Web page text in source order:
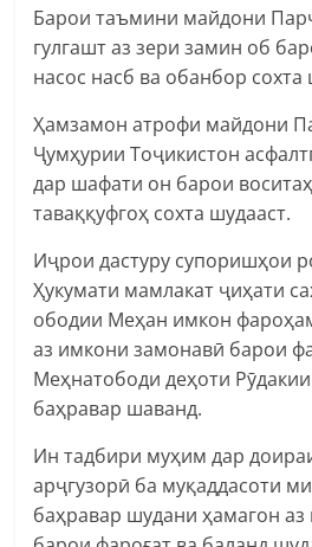
Барои таъмини майдони
гулгашт аз зери замин об
насос насб ва обанбор сохта
Ҳамзамон атрофи майдони
Ҷумҳурии Тоҷикистон
дар шафати он барои
таваққуфгоҳ сохта шудааст.
Иҷрои дастуру супоришҳои
Ҳукумати мамлакат ҷиҳати
ободии Меҳан имкон
аз имкони замонавӣ барои
Меҳнатободи деҳоти
баҳравар шаванд.
Ин тадбири муҳим дар
арҷгузорӣ ба муқаддасоти
баҳравар шудани ҳамагон